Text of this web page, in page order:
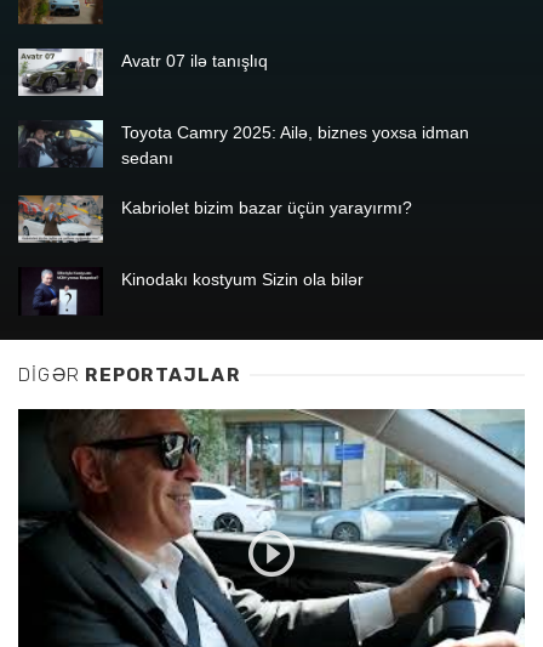
Avatr 07 ilə tanışlıq
Toyota Camry 2025: Ailə, biznes yoxsa idman
sedanı
Kabriolet bizim bazar üçün yarayırmı?
Kinodakı kostyum Sizin ola bilər
DİGƏR REPORTAJLAR